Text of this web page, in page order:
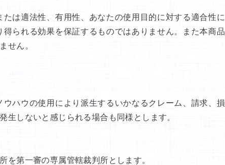
は適法性、有用性、あなたの使用目的に対する適合性に
られる効果を保証するものではありません。また本商品
せん。
ハウの使用により派生するいかなるクレーム、請求、損
しないと感じられる場合も同様とします。
第一審の専属管轄裁判所とします。